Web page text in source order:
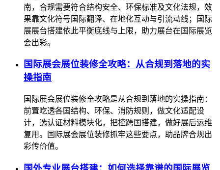
南，合规需要符合结构安全、环保标准及文化法规，效
果靠文化符号国际翻译、在地化互动与引流动线；国际
展展台搭建依此平衡底线与上限，助力展台在国际展览
会出彩。
国际展会展位装修全攻略：从合规到落地的实
操指南
国际展会展位装修全攻略是从合规到落地的实操指南：
前置吃透各国结构、环保、消防规则，做文化适配设
计，选认证材料模块化，把控跨国搭建，做好展后运维
复用。国际展会展位装修抓牢这些要点，助品牌合规出
彩传价值。